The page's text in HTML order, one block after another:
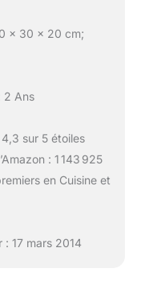
x 30 x 20 cm;
2 Ans
sur 5 étoiles
: 1 143 925
en Cuisine et
: 17 mars 2014